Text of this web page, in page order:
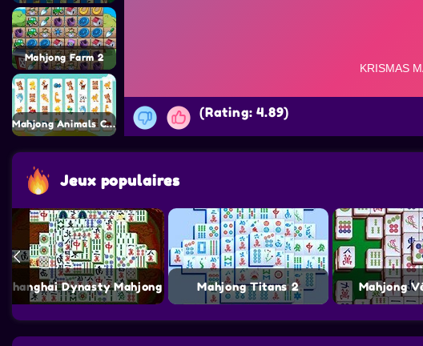
Mahjong Farm 2
Mahjong Animals Connect Kyodai
(Rating: 4.89)
Jeux populaires
Shanghai Dynasty Mahjong Mahjong Titans 2 Mahjong